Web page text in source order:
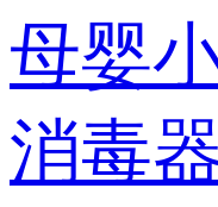
母婴
消毒